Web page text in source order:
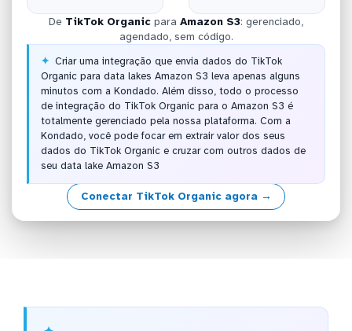
De TikTok Organic para Amazon S3: gerenciado,
agendado, sem código.
Criar uma integração que envia dados do TikTok
Organic para data lakes Amazon S3 leva apenas alguns
minutos com a Kondado. Além disso, todo o processo
de integração do TikTok Organic para o Amazon S3 é
totalmente gerenciado pela nossa plataforma. Com a
Kondado, você pode focar em extrair valor dos seus
dados do TikTok Organic e cruzar com outros dados de
seu data lake Amazon S3
Conectar TikTok Organic agora →